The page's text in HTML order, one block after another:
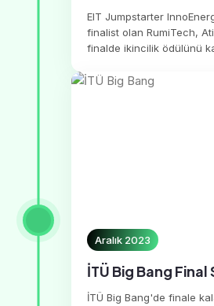
EIT Jumpstarter
finalist olan RumiTech,
finalde ikincilik ödülünü
Aralık 2023
İTÜ Big Bang Final
İTÜ Big Bang'de finale